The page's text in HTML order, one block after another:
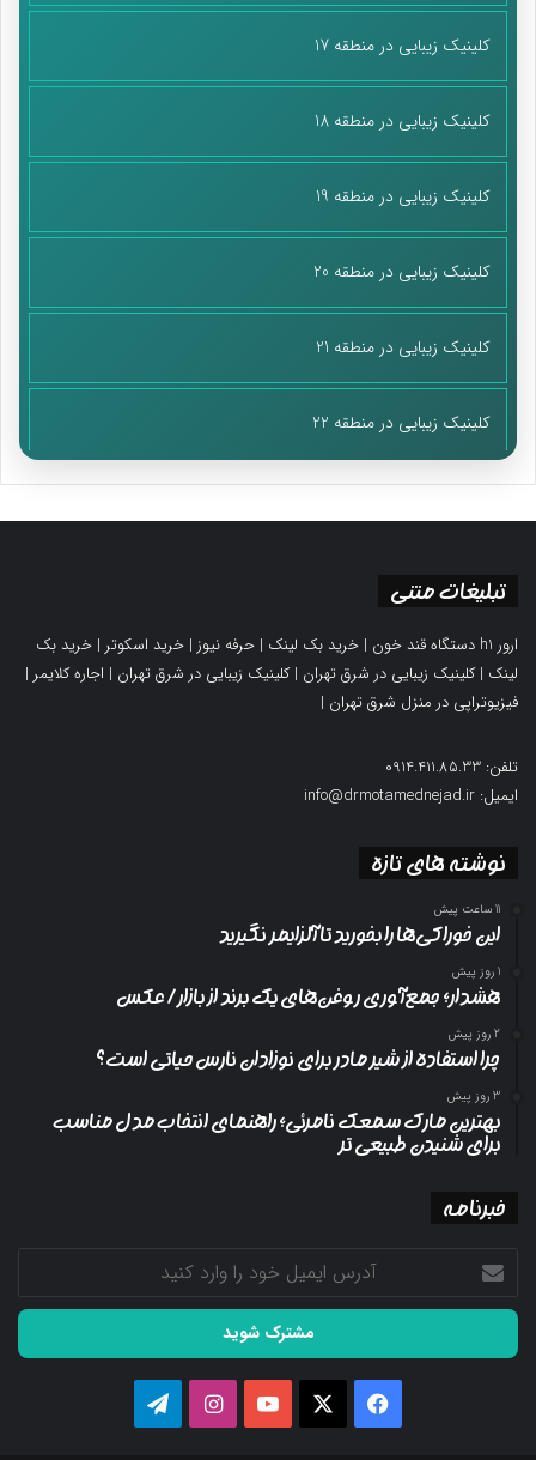
کلینیک زیبایی در منطقه 17
کلینیک زیبایی در منطقه 18
کلینیک زیبایی در منطقه 19
کلینیک زیبایی در منطقه 20
کلینیک زیبایی در منطقه 21
کلینیک زیبایی در منطقه 22
تبلیغات متنی
ارور h1 دستگاه قند خون | خرید بک لینک | حرفه نیوز | خرید اسکوتر | خرید بک
لینک |کلینیک زیبایی در شرق تهران |کلینیک زیبایی در شرق تهران | اجاره کلایمر |
فیزیوتراپی در منزل شرق تهران |
تلفن: 0914.411.85.33
ایمیل: info@drmotamednejad.ir
نوشته های تازه
11 ساعت پیش
این خوراکی‌ها را بخورید تا آلزایمر نگیرید
1 روز پیش
هشدار؛ جمع‌آوری روغن‌های یک برند از بازار/ عکس
2 روز پیش
چرا استفاده از شیر مادر برای نوزادان نارس حیاتی است؟
3 روز پیش
بهترین مارک سمعک نامرئی؛ راهنمای انتخاب مدل مناسب
برای شنیدن طبیعی تر
خبرنامه
آدرس
ایمیل
خود
وارد
فیسبوک ایکسیوتیوباینستاگرامتلگرام